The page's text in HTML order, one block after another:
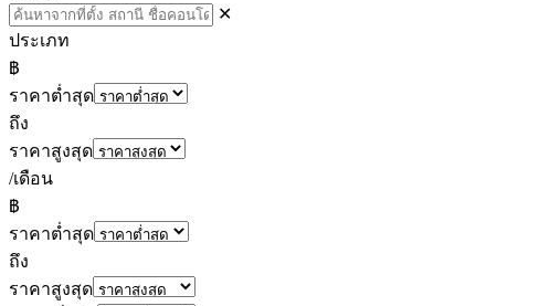
✕
ประเภท
฿
ราคาต่ำสุด
ถึง
ราคาสูงสุด
/เดือน
฿
ราคาต่ำสุด
ถึง
ราคาสูงสุด